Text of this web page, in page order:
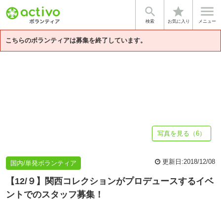

検索
star
お気に入り

メニュー
こちらのボランティアは募集を終了しています。
基本情報 募集詳細 企業情報
写真を見る（6）
国内/単発ボランティア 更新日:2018/12/08
【12/９】関西コレクションがプロデュースするイベ
ントでのスタッフ募集！